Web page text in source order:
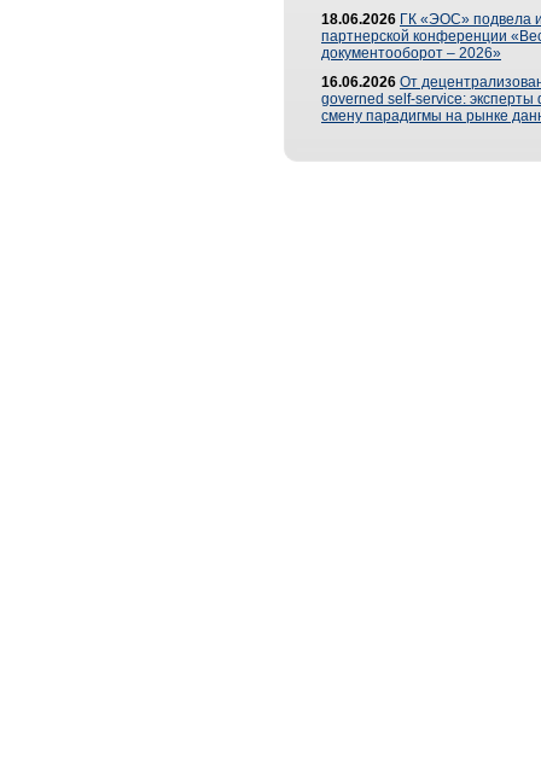
18.06.2026 ГК «ЭОС» подвела
партнерской конференции
документооборот – 2026»
16.06.2026 От
governed self-service: эксперты
смену парадигмы на рынке